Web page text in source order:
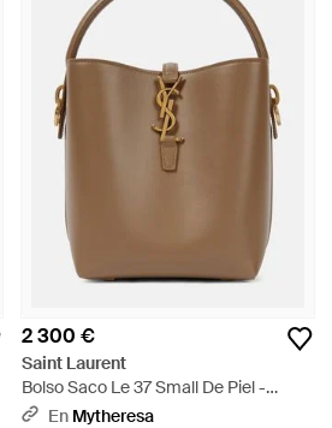
2 300 €
Saint Laurent
Bolso Saco Le 37 Small De Piel -
Marrón
En Mytheresa